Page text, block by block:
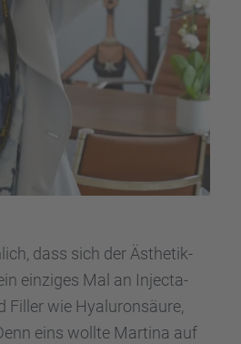
dass sich der Ästhe­tik-
einzi­ges Mal an Injec­ta­
Filler wie Hyalu­ron­säure,
eins wollte Martina auf